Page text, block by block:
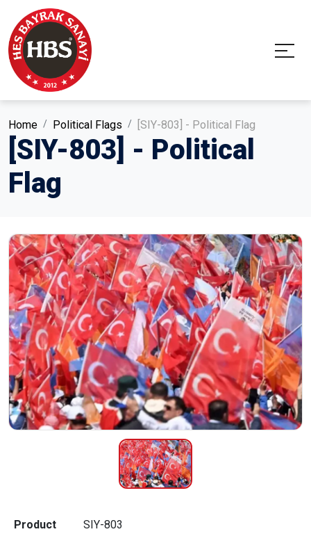
Home Political Flags [SIY-803] - Political Flag
[SIY-803] - Political
Flag
Product
SIY-803